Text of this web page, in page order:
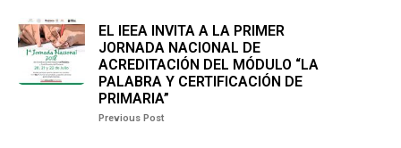
EL IEEA INVITA A LA PRIMER
JORNADA NACIONAL DE
ACREDITACIÓN DEL MÓDULO “LA
PALABRA Y CERTIFICACIÓN DE
PRIMARIA”
Previous Post